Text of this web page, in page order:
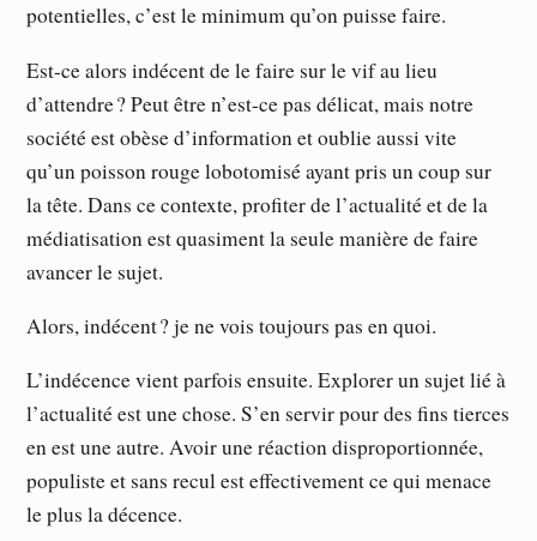
potentielles, c’est le minimum qu’on puisse faire.
Est-ce alors indécent de le faire sur le vif au lieu
d’attendre ? Peut être n’est-ce pas délicat, mais notre
société est obèse d’information et oublie aussi vite
qu’un poisson rouge lobotomisé ayant pris un coup sur
la tête. Dans ce contexte, profiter de l’actualité et de la
médiatisation est quasiment la seule manière de faire
avancer le sujet.
Alors, indécent ? je ne vois toujours pas en quoi.
L’indécence vient parfois ensuite. Explorer un sujet lié à
l’actualité est une chose. S’en servir pour des fins tierces
en est une autre. Avoir une réaction disproportionnée,
populiste et sans recul est effectivement ce qui menace
le plus la décence.